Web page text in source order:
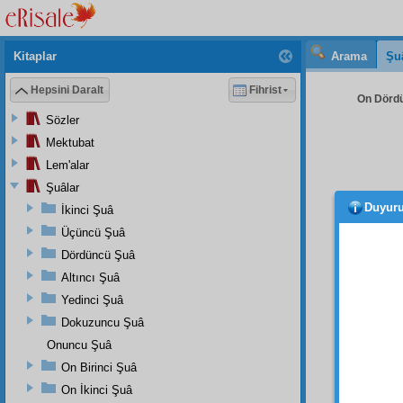
Arama
On
bir
Kitaplar
Hepsini Daralt Fihrist
Sözler
Mektubat
Lem'alar
Şuâlar
İkinci Şuâ
Üçüncü Şuâ
Dördüncü Şuâ
Altıncı Şuâ
Yedinci Şuâ
Dokuzuncu Şuâ
Onuncu Şuâ
On Birinci Şuâ
On İkinci Şuâ
Duyuru